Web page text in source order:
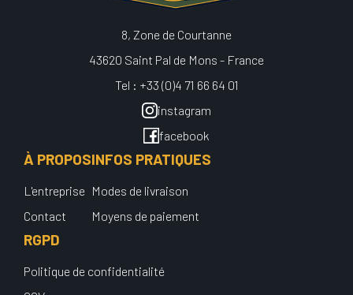
8, Zone de Courtanne
43620 Saint Pal de Mons - France
Tel : +33 (0)4 71 66 64 01
instagram
facebook
À PROPOS
L'entreprise
Contact
INFOS PRATIQUES
Modes de livraison
Moyens de paiement
RGPD
Politique de confidentialité